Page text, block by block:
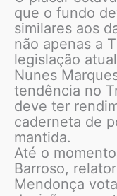
que o fundo
similares aos
não apenas a
legislação
Nunes
tendência no
deve ter
caderneta de
mantida.
Até o
Barroso,
Mendonça